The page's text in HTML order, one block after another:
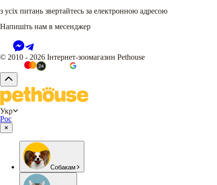
з усіх питань звертайтесь за електронною адресою
Напишіть нам в месенджер
© 2010 - 2026 Інтернет-зоомагазин Pethouse
Укр
Рос
Собакам